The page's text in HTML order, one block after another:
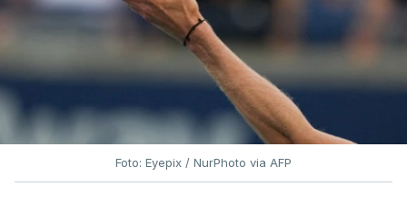
Foto: Eyepix / NurPhoto via AFP